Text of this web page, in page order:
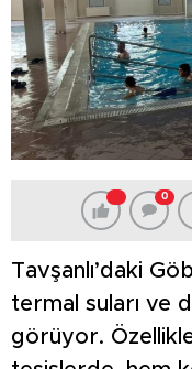
0
Tavşanlı’daki
termal suları ve
görüyor.